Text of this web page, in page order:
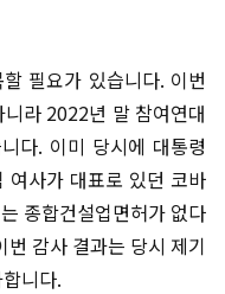
필요가 있습니다. 이번
라 2022년 말 참여연대
다. 이미 당시에 대통령
여사가 대표로 있던 코바
종합건설업면허가 없다
감사 결과는 당시 제기
니다.